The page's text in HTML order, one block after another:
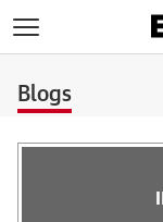
Blogs